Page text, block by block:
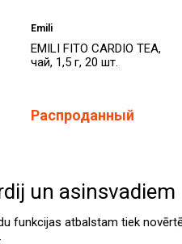
Emili
EMILI FITO CARDIO TEA,
чай, 1,5 г, 20 шт.
Распроданный
un asinsvadiem
funkcijas atbalstam tiek